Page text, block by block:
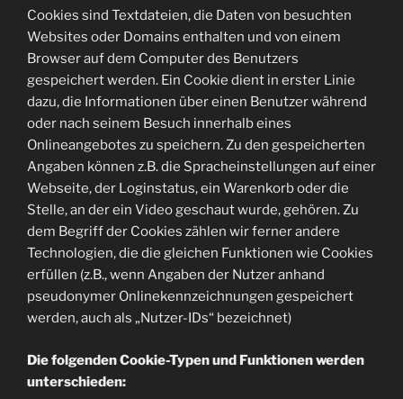
Cookies sind Textdateien, die Daten von besuchten
Websites oder Domains enthalten und von einem
Browser auf dem Computer des Benutzers
gespeichert werden. Ein Cookie dient in erster Linie
dazu, die Informationen über einen Benutzer während
oder nach seinem Besuch innerhalb eines
Onlineangebotes zu speichern. Zu den gespeicherten
Angaben können z.B. die Spracheinstellungen auf einer
Webseite, der Loginstatus, ein Warenkorb oder die
Stelle, an der ein Video geschaut wurde, gehören. Zu
dem Begriff der Cookies zählen wir ferner andere
Technologien, die die gleichen Funktionen wie Cookies
erfüllen (z.B., wenn Angaben der Nutzer anhand
pseudonymer Onlinekennzeichnungen gespeichert
werden, auch als „Nutzer-IDs“ bezeichnet)
Die folgenden Cookie-Typen und Funktionen werden
unterschieden: